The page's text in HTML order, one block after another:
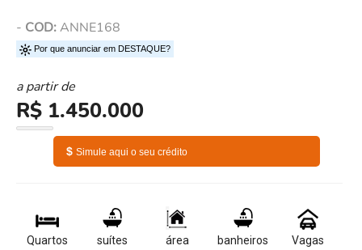
- COD:ANNE168
Por que anunciar em DESTAQUE?
a partir de
R$ 1.450.000
$Simule aqui o seu crédito
Quartos suítes
área
banheiros
Vagas